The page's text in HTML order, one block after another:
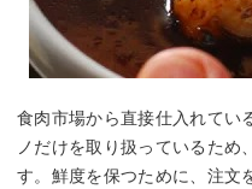
食肉市場から直接仕入れてい
ノだけを取り扱っているため
す。鮮度を保つために、注文